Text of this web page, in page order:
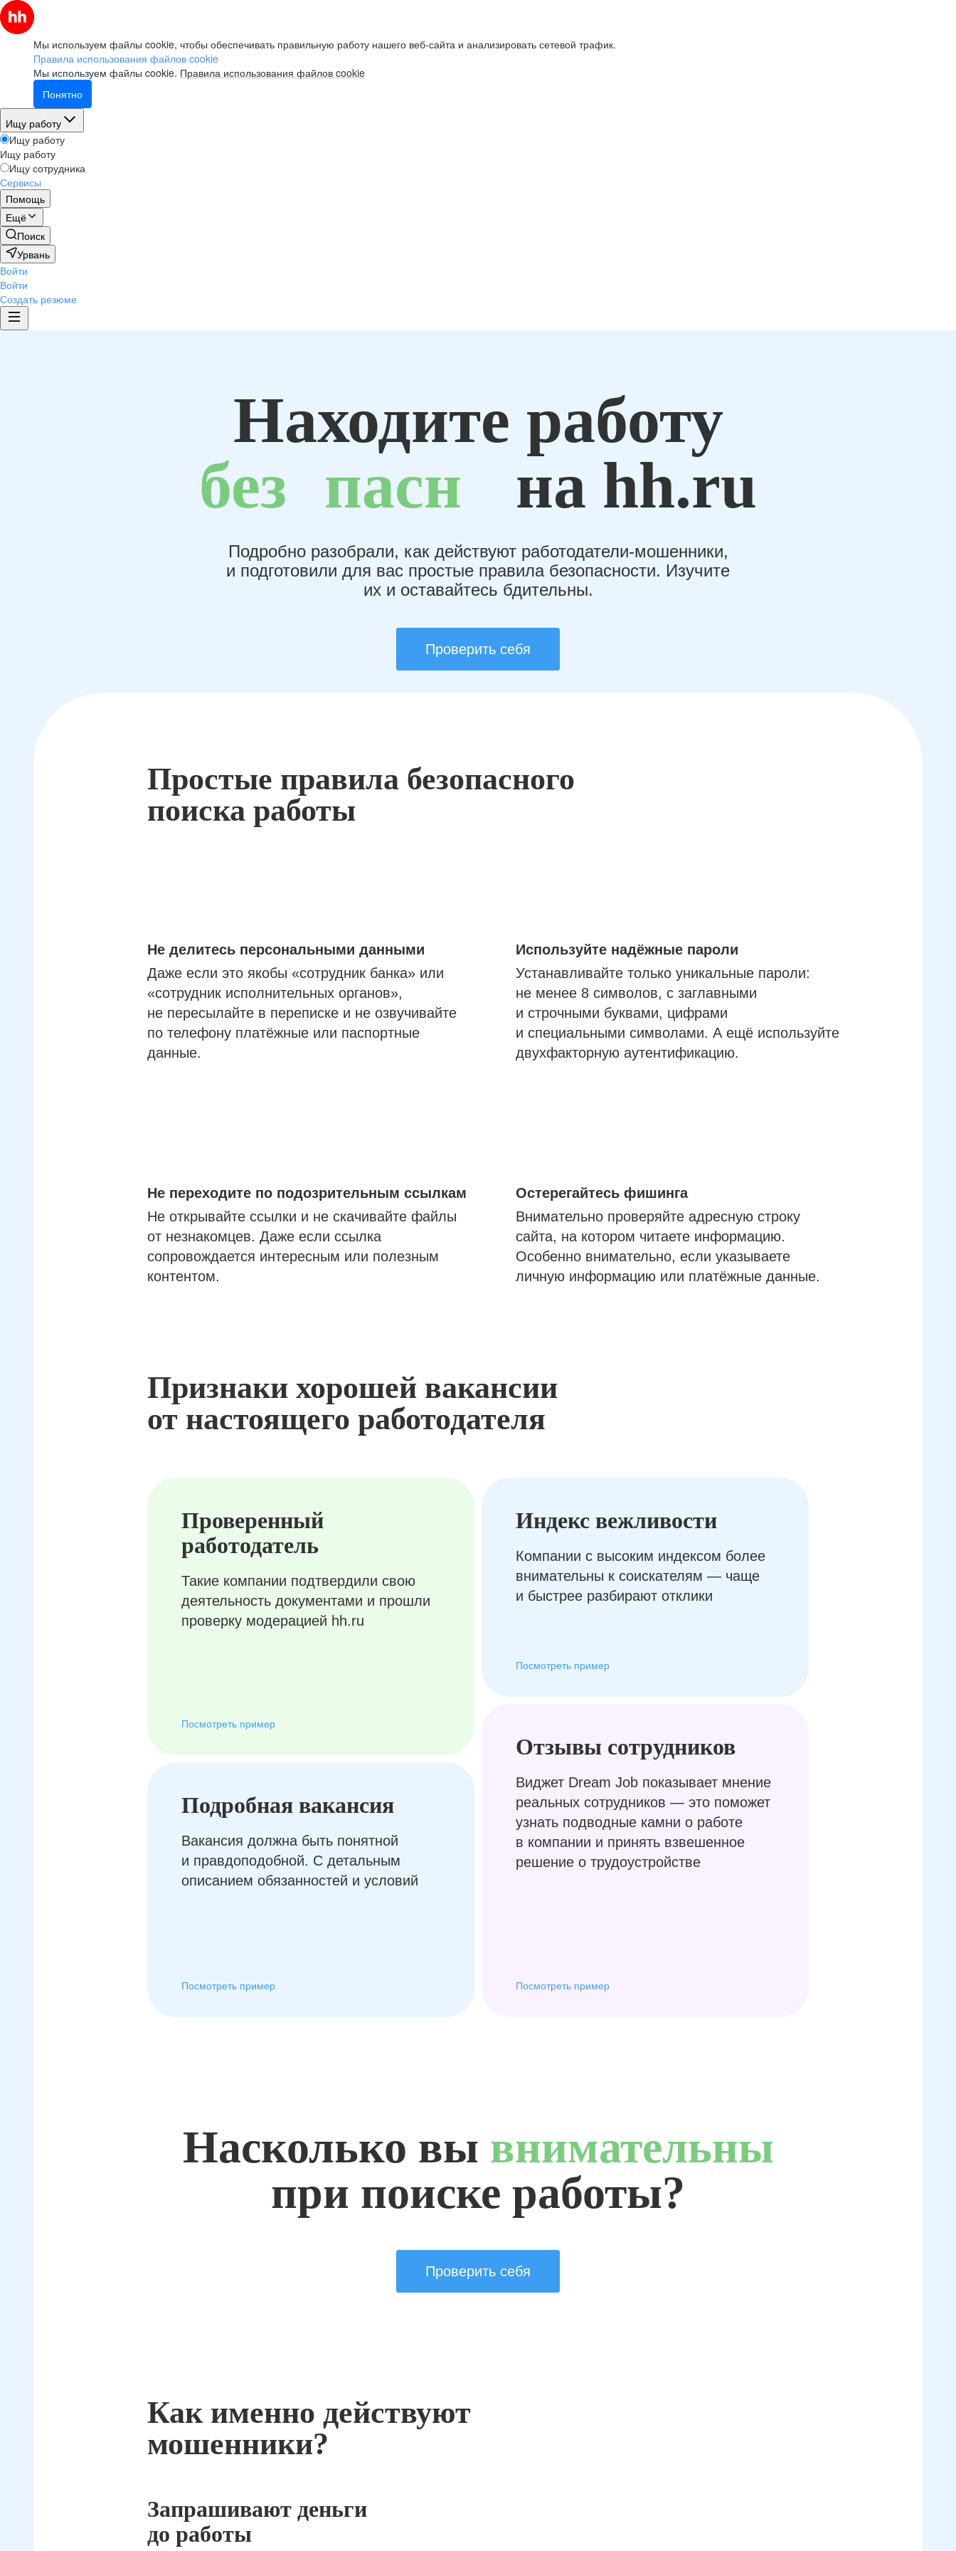
Мы используем файлы cookie, чтобы обеспечивать правильную работу нашего веб-сайта и анализировать сетевой трафик.
Правила использования файлов cookie
Мы используем файлы cookie. Правила использования файлов cookie
Понятно
Ищу работу
Ищу работу
Ищу работу
Ищу сотрудника
Сервисы
Помощь
Ещё
Поиск
Урвань
Войти
Войти
Создать резюме
Находите работу
без пасн на hh.ru
Подробно разобрали, как действуют работодатели-мошенники,
и подготовили для вас простые правила безопасности. Изучите
их и оставайтесь бдительны.
Проверить себя
Простые правила безопасного
поиска работы
Не делитесь персональными данными
Даже если это якобы «сотрудник банка» или
«сотрудник исполнительных органов»,
не пересылайте в переписке и не озвучивайте
по телефону платёжные или паспортные
данные.
Используйте надёжные пароли
Устанавливайте только уникальные пароли:
не менее 8 символов, с заглавными
и строчными буквами, цифрами
и специальными символами. А ещё используйте
двухфакторную аутентификацию.
Не переходите по подозрительным ссылкам
Не открывайте ссылки и не скачивайте файлы
от незнакомцев. Даже если ссылка
сопровождается интересным или полезным
контентом.
Остерегайтесь фишинга
Внимательно проверяйте адресную строку
сайта, на котором читаете информацию.
Особенно внимательно, если указываете
личную информацию или платёжные данные.
Признаки хорошей вакансии
от настоящего работодателя
Проверенный
работодатель
Такие компании подтвердили свою
деятельность документами и прошли
проверку модерацией hh.ru
Посмотреть пример
Подробная вакансия
Вакансия должна быть понятной
и правдоподобной. С детальным
описанием обязанностей и условий
Посмотреть пример
Отзывы сотрудников
Виджет Dream Job показывает мнение
реальных сотрудников — это поможет
узнать подводные камни о работе
в компании и принять взвешенное
решение о трудоустройстве
Посмотреть пример
Индекс вежливости
Компании с высоким индексом более
внимательны к соискателям — чаще
и быстрее разбирают отклики
Посмотреть пример
Насколько вы внимательны
при поиске работы?
Проверить себя
Как именно действуют
мошенники?
Запрашивают деньги
до работы